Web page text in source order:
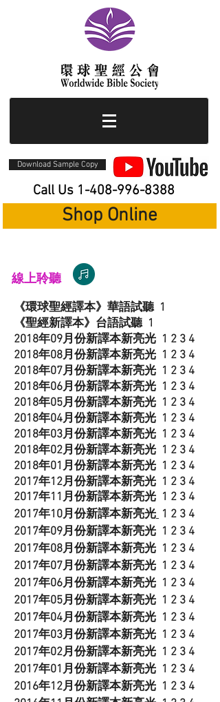
Download Sample Copy
Call Us 1-408-996-8388
Shop Online
線上聆聽
《環球聖經譯本》華語試聽 1
《聖經新譯本》台語試聽 1
2018年09月份新譯本新亮光 1 2 3 4
2018年08月份新譯本新亮光 1 2 3 4
2018年07月份新譯本新亮光 1 2 3 4
2018年06月份新譯本新亮光 1 2 3 4
2018年05月份新譯本新亮光 1 2 3 4
2018年04月份新譯本新亮光 1 2 3 4
2018年03月份新譯本新亮光 1 2 3 4
2018年02月份新譯本新亮光 1 2 3 4
2018年01月份新譯本新亮光 1 2 3 4
2017年12月份新譯本新亮光 1 2 3 4
2017年11月份新譯本新亮光 1 2 3 4
2017年10月份新譯本新亮光 1 2 3 4
2017年09月份新譯本新亮光 1 2 3 4
2017年08月份新譯本新亮光 1 2 3 4
2017年07月份新譯本新亮光 1 2 3 4
2017年06月份新譯本新亮光 1 2 3 4
2017年05月份新譯本新亮光 1 2 3 4
2017年04月份新譯本新亮光 1 2 3 4
2017年03月份新譯本新亮光 1 2 3 4
2017年02月份新譯本新亮光 1 2 3 4
2017年01月份新譯本新亮光 1 2 3 4
2016年12月份新譯本新亮光 1 2 3 4